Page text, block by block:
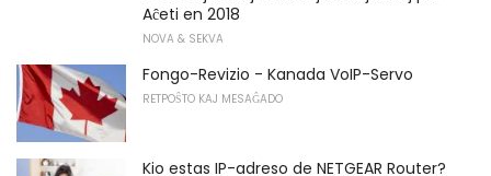
Aĉeti en 2018
NOVA & SEKVA
Fongo-Revizio - Kanada VoIP-Servo
RETPOŜTO KAJ MESAĜADO
Kio estas IP-adreso de NETGEAR Router?